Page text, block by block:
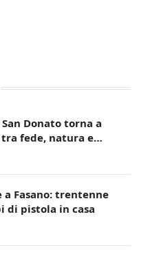
Donato torna a
fede, natura e
a Fasano: trentenne
di pistola in casa